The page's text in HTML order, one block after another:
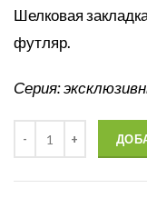
Шелковая
футляр.
Серия: